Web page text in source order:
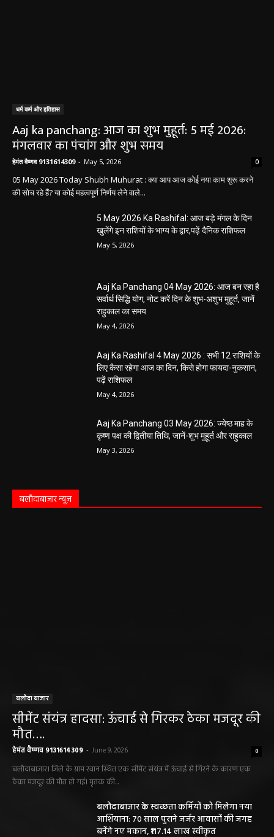
धर्म कर्म और इतिहास
Aaj ka panchang: आज का शुभ मुहूर्त: 5 मई 2026:
मंगलवार का पंचांग और शुभ समय
हेमंत वैष्णव 9131614309 - May 5, 2026 0
05 May 2026 Today Shubh Muhurat : क्या आप आज कोई नया काम शुरू करने
की सोच रहे हैं? या कोई महत्वपूर्ण निर्णय लेने वाले...
5 May 2026 Ka Rashifal: आज बड़े मंगल के दिन
खुलेंगे इन राशियों के भाग्य के द्वार,पढ़ें दैनिक राशिफल
May 5, 2026
Aaj Ka Panchang 04 May 2026: आज बन रहा है
सर्वार्थ सिद्धि योग, नोट करें दिन के शुभ-अशुभ मुहूर्त, जानें
राहुकाल का समय
May 4, 2026
Aaj Ka Rashifal 4 May 2026 : सभी 12 राशियों के
लिए कैसा रहेगा आज का दिन, किसे होगा फायदा-नुकसान,
पढ़ें राशिफल
May 4, 2026
Aaj Ka Panchang 03 May 2026: ज्येष्ठ माह के
कृष्ण पक्ष की द्वितीया तिथि, जानें-शुभ मुहूर्त और राहुकाल
May 3, 2026
बलौदाबाज़ार न्यूज़
बलौदा बाजार
सीमेंट संयंत्र हादसा: ऊंचाई से गिरकर ठेका मजदूर की
मौत….
हेमंत वैष्णव 9131614309 - June 9, 2026 0
बलौदाबाजार। जिले के ग्राम रवान स्थित एक सीमेंट संयंत्र में ऊंचाई से गिरने के कारण एक
ठेका मजदूर की मौत हो गई। मृतक की...
बलौदाबाजार के स्वच्छता कर्मियों को मिलेगा नया
आशियाना: 70 साल पुराने जर्जर आवासों की जगह
बनेंगे नए मकान, ₹117.14 लाख स्वीकृत